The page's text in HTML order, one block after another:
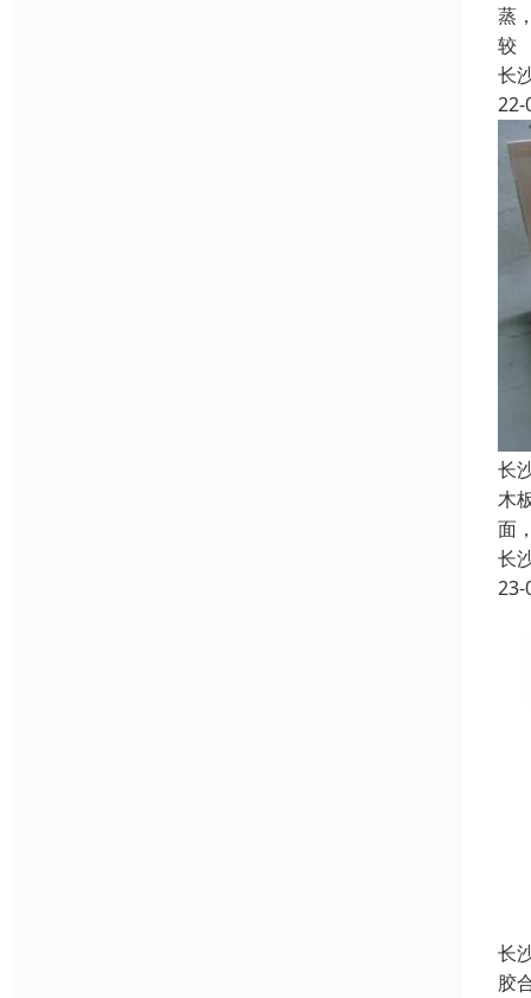
蒸
较
长
22-
长
木
面
长
23-
长
胶